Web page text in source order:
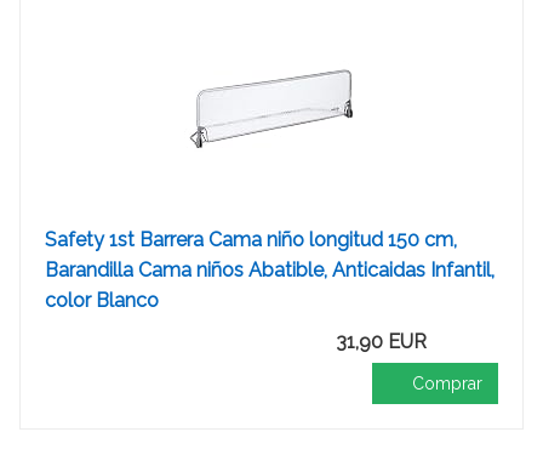
Safety 1st Barrera Cama niño longitud 150 cm,
Barandilla Cama niños Abatible, Anticaidas Infantil,
color Blanco
31,90 EUR
Comprar